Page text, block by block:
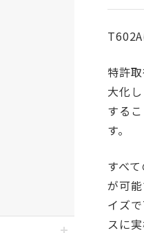
特許
大化
する
す。
すべ
が可
イズ
スに実